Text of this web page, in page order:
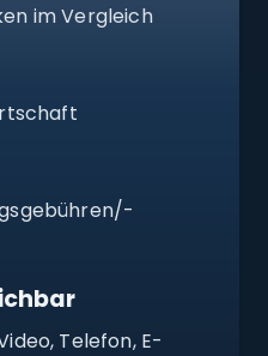
im Vergleich
Telefon, E-